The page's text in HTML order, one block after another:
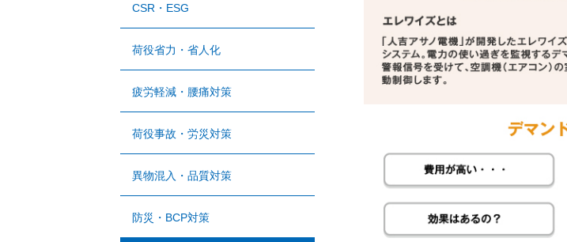
CSR・ESG
荷役省力・省人化
疲労軽減・腰痛対策
荷役事故・労災対策
異物混入・品質対策
防災・BCP対策